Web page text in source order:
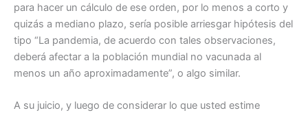
para hacer un cálculo de ese orden, por lo menos a corto y
quizás a mediano plazo, sería posible arriesgar hipótesis del
tipo “La pandemia, de acuerdo con tales observaciones,
deberá afectar a la población mundial no vacunada al
menos un año aproximadamente”, o algo similar.
A su juicio, y luego de considerar lo que usted estime